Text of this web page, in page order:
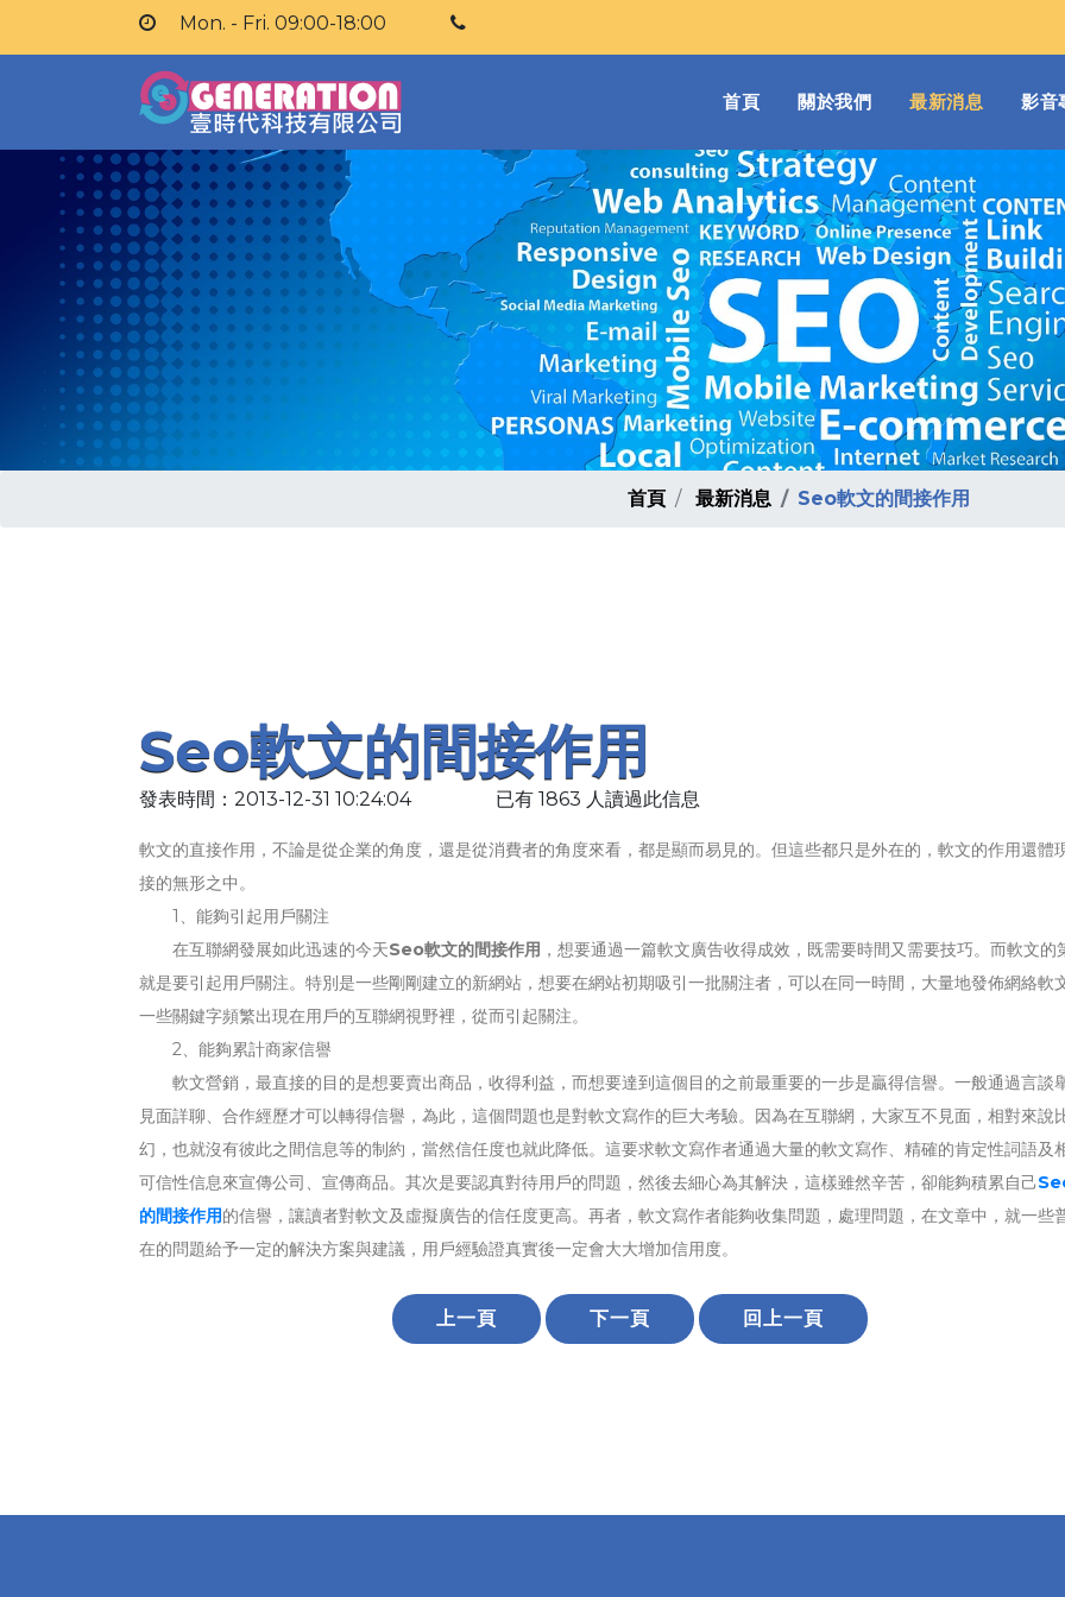
Mon. - Fri. 09:00-18:00
首頁(current)
關於我們 最新消息 影音
首頁 最新消息 Seo軟文的間接作用
Seo軟文的間接作用
發表時間：2013-12-31 10:24:04 已有 1863 人讀過此信息
軟文的直接作用，不論是從企業的角度，還是從消費者的角度來看，都是顯而易見的。但這些都只是外在的，軟文的作用還體
接的無形之中。
1、能夠引起用戶關注
在互聯網發展如此迅速的今天Seo軟文的間接作用 ，想要通過一篇軟文廣告收得成效，既需要時間又需要技巧。而軟文的
就是要引起用戶關注。特別是一些剛剛建立的新網站，想要在網站初期吸引一批關注者，可以在同一時間，大量地發佈網絡軟
一些關鍵字頻繁出現在用戶的互聯網視野裡，從而引起關注。
2、能夠累計商家信譽
軟文營銷，最直接的目的是想要賣出商品，收得利益，而想要達到這個目的之前最重要的一步是贏得信譽。一般通過言談舉
見面詳聊、合作經歷才可以轉得信譽，為此，這個問題也是對軟文寫作的巨大考驗。因為在互聯網，大家互不見面，相對來說
幻，也就沒有彼此之間信息等的制約，當然信任度也就此降低。這要求軟文寫作者通過大量的軟文寫作、精確的肯定性詞語及
可信性信息來宣傳公司、宣傳商品。其次是要認真對待用戶的問題，然後去細心為其解決，這樣雖然辛苦，卻能夠積累自己
的間接作用的信譽，讓讀者對軟文及虛擬廣告的信任度更高。再者，軟文寫作者能夠收集問題，處理問題，在文章中，就一些
在的問題給予一定的解決方案與建議，用戶經驗證真實後一定會大大增加信用度。
上一頁 下一頁 回上一頁